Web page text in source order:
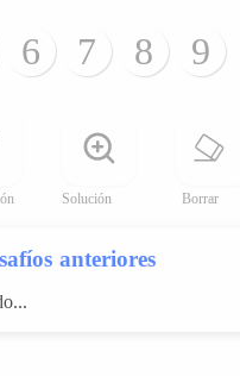
6 7 8 9
Solución Borrar
anteriores